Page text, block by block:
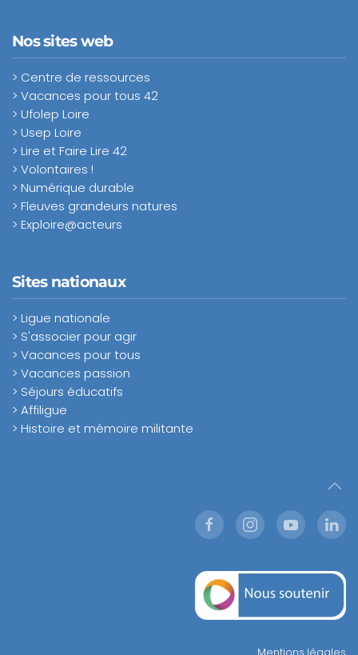
Nos sites web
> Centre de ressources
> Vacances pour tous 42
> Ufolep Loire
> Usep Loire
> Lire et Faire Lire 42
> Volontaires !
> Numérique durable
> Fleuves grandeurs natures
> Exploire@acteurs
Sites nationaux
> Ligue nationale
> S'associer pour agir
> Vacances pour tous
> Vacances passion
> Séjours éducatifs
> Affiligue
> Histoire et mémoire militante
Mentions légales